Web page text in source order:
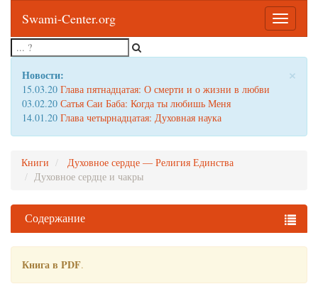
Toggle
Swami-Center.org
×
Новости:
15.03.20 Глава пятнадцатая: О смерти и о жизни в любви
03.02.20 Сатья Саи Баба: Когда ты любишь Меня
14.01.20 Глава четырнадцатая: Духовная наука
Книги
Духовное сердце — Религия Единства
Духовное сердце и чакры
Содержание
Книга в PDF.